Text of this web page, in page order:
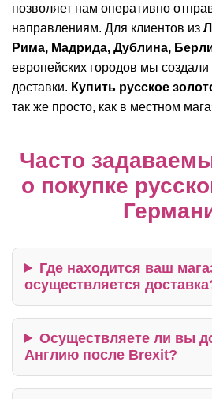
позволяет нам оперативно
направлениям. Для клиентов из
Рима, Мадрида, Дублина,
европейских городов мы
доставки. Купить русское
так же просто, как в местном
Часто
о покупке
Где находится ваш
осуществляется
Осуществляете ли вы
Англию после Brexit?